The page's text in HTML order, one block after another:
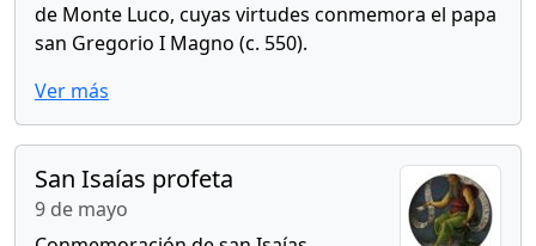
de Monte Luco, cuyas virtudes conmemora el papa
san Gregorio I Magno (c. 550).
Ver más
San Isaías profeta
9 de mayo